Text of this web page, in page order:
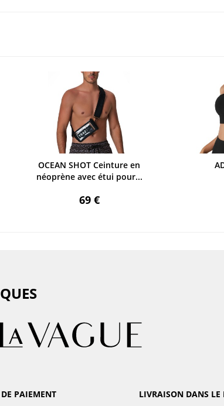
OCEAN SHOT Ceinture en
néoprène avec étui pour...
69 €
PAIEMENT LIVRAISON DANS LE